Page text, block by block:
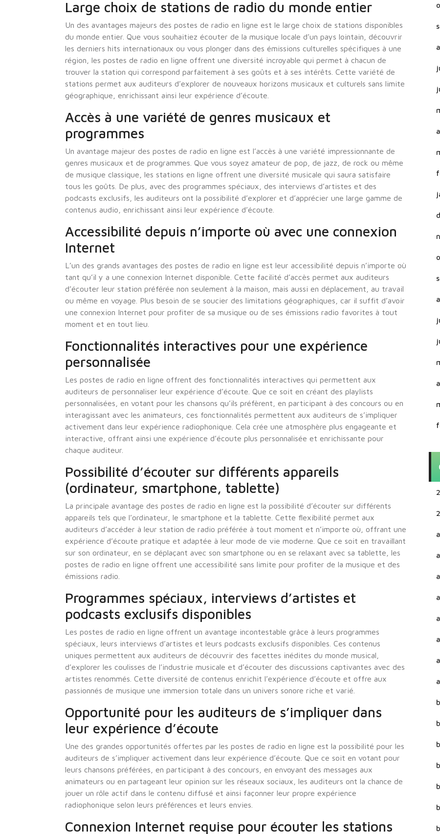
Large choix de stations de radio du monde entier
Un des avantages majeurs des postes de radio en ligne est le large choix de stations disponibles
du monde entier. Que vous souhaitiez écouter de la musique locale d’un pays lointain, découvrir
les derniers hits internationaux ou vous plonger dans des émissions culturelles spécifiques à une
région, les postes de radio en ligne offrent une diversité incroyable qui permet à chacun de
trouver la station qui correspond parfaitement à ses goûts et à ses intérêts. Cette variété de
stations permet aux auditeurs d’explorer de nouveaux horizons musicaux et culturels sans limite
géographique, enrichissant ainsi leur expérience d’écoute.
Accès à une variété de genres musicaux et
programmes
Un avantage majeur des postes de radio en ligne est l’accès à une variété impressionnante de
genres musicaux et de programmes. Que vous soyez amateur de pop, de jazz, de rock ou même
de musique classique, les stations en ligne offrent une diversité musicale qui saura satisfaire
tous les goûts. De plus, avec des programmes spéciaux, des interviews d’artistes et des
podcasts exclusifs, les auditeurs ont la possibilité d’explorer et d’apprécier une large gamme de
contenus audio, enrichissant ainsi leur expérience d’écoute.
Accessibilité depuis n’importe où avec une connexion
Internet
L’un des grands avantages des postes de radio en ligne est leur accessibilité depuis n’importe où
tant qu’il y a une connexion Internet disponible. Cette facilité d’accès permet aux auditeurs
d’écouter leur station préférée non seulement à la maison, mais aussi en déplacement, au travail
ou même en voyage. Plus besoin de se soucier des limitations géographiques, car il suffit d’avoir
une connexion Internet pour profiter de sa musique ou de ses émissions radio favorites à tout
moment et en tout lieu.
Fonctionnalités interactives pour une expérience
personnalisée
Les postes de radio en ligne offrent des fonctionnalités interactives qui permettent aux
auditeurs de personnaliser leur expérience d’écoute. Que ce soit en créant des playlists
personnalisées, en votant pour les chansons qu’ils préfèrent, en participant à des concours ou en
interagissant avec les animateurs, ces fonctionnalités permettent aux auditeurs de s’impliquer
activement dans leur expérience radiophonique. Cela crée une atmosphère plus engageante et
interactive, offrant ainsi une expérience d’écoute plus personnalisée et enrichissante pour
chaque auditeur.
Possibilité d’écouter sur différents appareils
(ordinateur, smartphone, tablette)
La principale avantage des postes de radio en ligne est la possibilité d’écouter sur différents
appareils tels que l’ordinateur, le smartphone et la tablette. Cette flexibilité permet aux
auditeurs d’accéder à leur station de radio préférée à tout moment et n’importe où, offrant une
expérience d’écoute pratique et adaptée à leur mode de vie moderne. Que ce soit en travaillant
sur son ordinateur, en se déplaçant avec son smartphone ou en se relaxant avec sa tablette, les
postes de radio en ligne offrent une accessibilité sans limite pour profiter de la musique et des
émissions radio.
Programmes spéciaux, interviews d’artistes et
podcasts exclusifs disponibles
Les postes de radio en ligne offrent un avantage incontestable grâce à leurs programmes
spéciaux, leurs interviews d’artistes et leurs podcasts exclusifs disponibles. Ces contenus
uniques permettent aux auditeurs de découvrir des facettes inédites du monde musical,
d’explorer les coulisses de l’industrie musicale et d’écouter des discussions captivantes avec des
artistes renommés. Cette diversité de contenus enrichit l’expérience d’écoute et offre aux
passionnés de musique une immersion totale dans un univers sonore riche et varié.
Opportunité pour les auditeurs de s’impliquer dans
leur expérience d’écoute
Une des grandes opportunités offertes par les postes de radio en ligne est la possibilité pour les
auditeurs de s’impliquer activement dans leur expérience d’écoute. Que ce soit en votant pour
leurs chansons préférées, en participant à des concours, en envoyant des messages aux
animateurs ou en partageant leur opinion sur les réseaux sociaux, les auditeurs ont la chance de
jouer un rôle actif dans le contenu diffusé et ainsi façonner leur propre expérience
radiophonique selon leurs préférences et leurs envies.
Connexion Internet requise pour écouter les stations